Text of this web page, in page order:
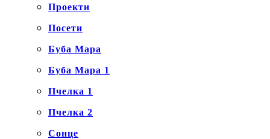
Проекти
Посети
Буба Мара
Буба Мара 1
Пчелка 1
Пчелка 2
Сонце